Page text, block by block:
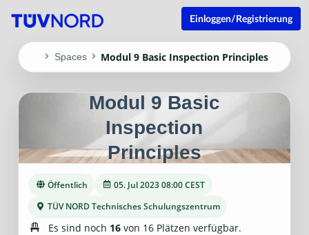
Einloggen/Registrierung
Spaces Modul 9 Basic Inspection Principles
Modul 9 Basic
Inspection
Principles
Öffentlich
05. Jul 2023 08:00 CEST
TÜV NORD Technisches Schulungszentrum
Es sind noch 16von 16 Plätzen verfügbar.